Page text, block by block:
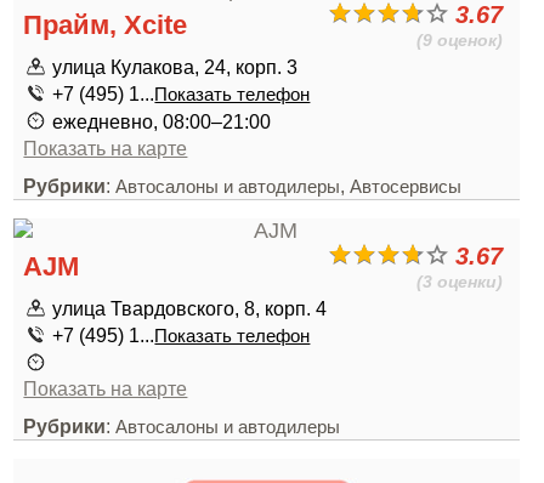
3.67
(9 оценок)
Прайм, Xcite
улица Кулакова, 24, корп. 3
+7 (495) 1...Показать телефон
ежедневно, 08:00–21:00
Показать на карте
Рубрики:Автосалоны и автодилеры,Автосервисы
3.67
(3 оценки)
AJM
улица Твардовского, 8, корп. 4
+7 (495) 1...Показать телефон
Показать на карте
Рубрики:Автосалоны и автодилеры